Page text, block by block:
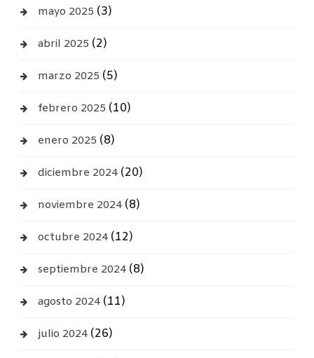
mayo 2025 (3)
abril 2025 (2)
marzo 2025 (5)
febrero 2025 (10)
enero 2025 (8)
diciembre 2024(20)
noviembre 2024(8)
octubre 2024(12)
septiembre 2024(8)
agosto 2024(11)
julio 2024(26)